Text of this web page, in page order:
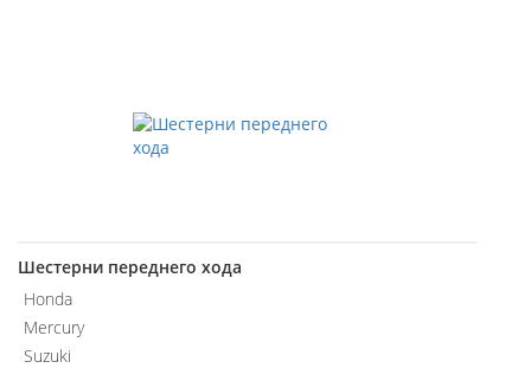
Шестерни переднего хода
Honda
Mercury
Suzuki